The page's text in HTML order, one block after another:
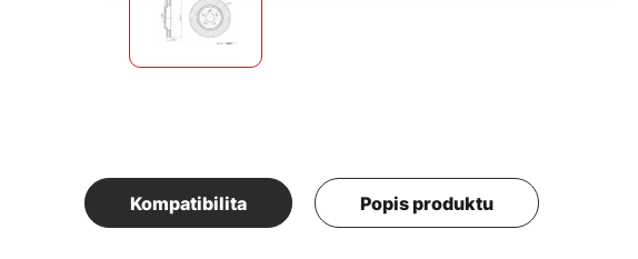
Kompatibilita Popis produktu